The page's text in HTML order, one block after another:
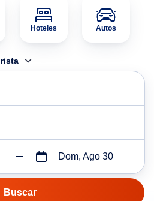
Hoteles Autos
Dom, Ago 30